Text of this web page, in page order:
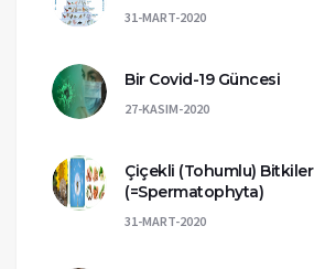
31-MART-2020
Bir Covid-19 Güncesi
27-KASIM-2020
Çiçekli (Tohumlu) Bitkiler
(=Spermatophyta)
31-MART-2020